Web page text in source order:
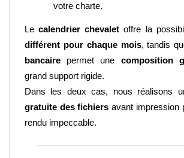
votre charte.
Le calendrier chevalet offre la
différent pour chaque mois, tandis
bancaire permet une composition
grand support rigide.
Dans les deux cas, nous réalisons
gratuite des fichiers avant impression
rendu impeccable.